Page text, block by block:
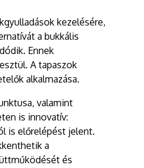
kezelésére,
a bukkális
Ennek
A tapaszok
alkalmazása.
valamint
is innovatív:
is előrelépést jelent.
a
és